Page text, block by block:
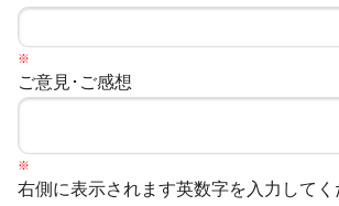
※
ご意見･ご感想
※
右側に表示されます英数字を入力してく